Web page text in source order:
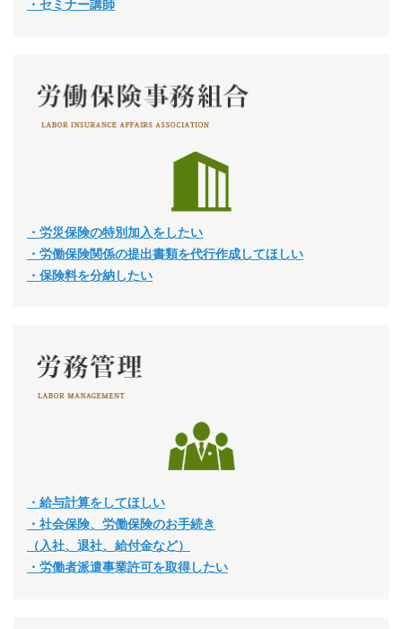
・セミナー講師
・労災保険の特別加入をしたい
・労働保険関係の提出書類を代行作成してほしい
・保険料を分納したい
・給与計算をしてほしい
・社会保険、労働保険のお手続き
（入社、退社、給付金など）
・労働者派遣事業許可を取得したい